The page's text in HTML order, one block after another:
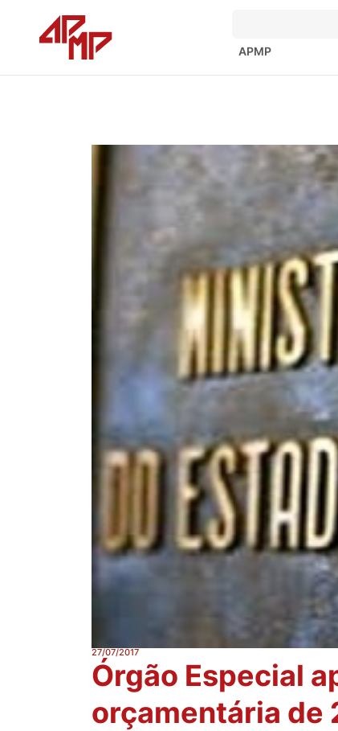
APMP
27/07/2017
Órgão Especial
orçamentária de